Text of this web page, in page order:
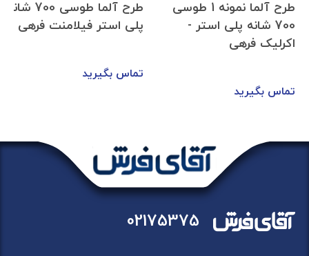
طرح آلما نمونه 1 طوسی
700 شانه پلی استر -
اکرلیک فرهی
تماس بگیرید
طرح آلما طوسی 700 شانه
پلی استر فیلامنت فرهی
تماس بگیرید
02175375